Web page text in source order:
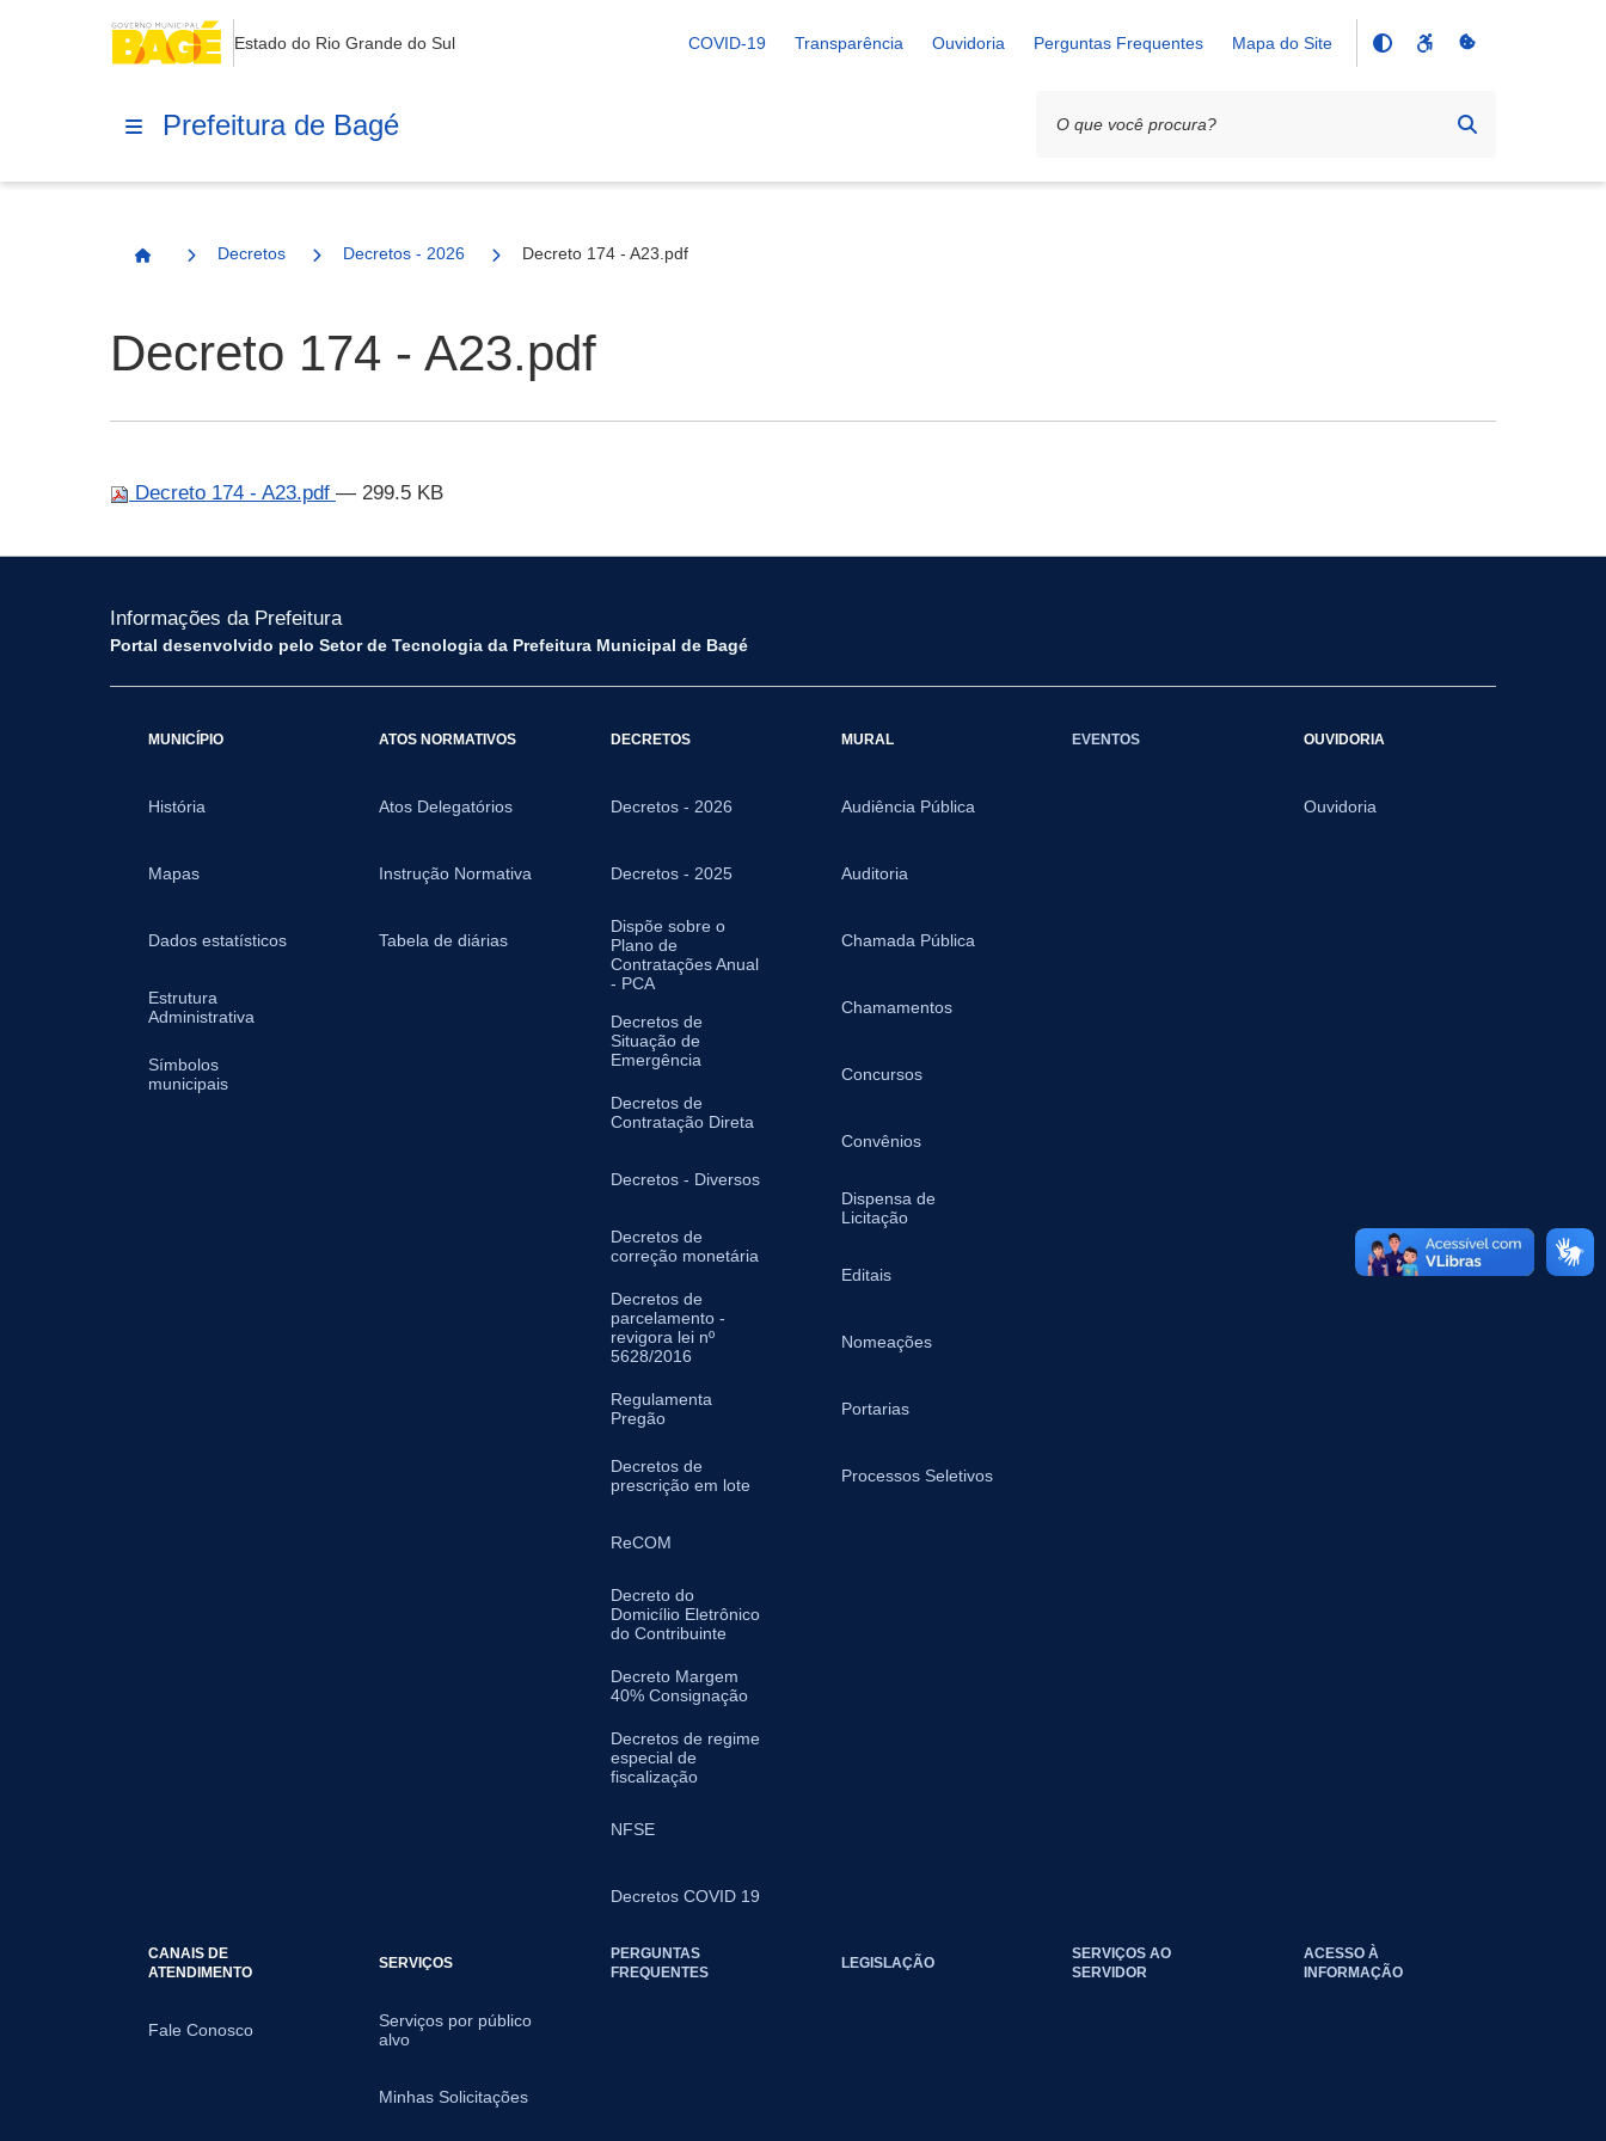
Estado do Rio Grande do Sul COVID-19 Transparência Ouvidoria Perguntas Frequentes Mapa do Site
Prefeitura de Bagé
Página Inicial
Decretos Decretos - 2026 Decreto 174 - A23.pdf
Decreto 174 - A23.pdf
Decreto 174 - A23.pdf — 299.5 KB
Informações da Prefeitura
Portal desenvolvido pelo Setor de Tecnologia da Prefeitura Municipal de Bagé
MUNICÍPIO
História
Mapas
Dados estatísticos
Estrutura
Administrativa
Símbolos
municipais
ATOS NORMATIVOS
Atos Delegatórios
Instrução Normativa
Tabela de diárias
DECRETOS
Decretos - 2026
Decretos - 2025
Dispõe sobre o
Plano de
Contratações Anual
- PCA
Decretos de
Situação de
Emergência
Decretos de
Contratação Direta
Decretos - Diversos
Decretos de
correção monetária
Decretos de
parcelamento -
revigora lei nº
5628/2016
Regulamenta
Pregão
Decretos de
prescrição em lote
ReCOM
Decreto do
Domicílio Eletrônico
do Contribuinte
Decreto Margem
40% Consignação
Decretos de regime
especial de
fiscalização
NFSE
Decretos COVID 19
MURAL
Audiência Pública
Auditoria
Chamada Pública
Chamamentos
Concursos
Convênios
Dispensa de
Licitação
Editais
Nomeações
Portarias
Processos Seletivos
EVENTOS OUVIDORIA
Ouvidoria
CANAIS DE
ATENDIMENTO
Fale Conosco
SERVIÇOS
Serviços por público
alvo
Minhas Solicitações
PERGUNTAS
FREQUENTES
LEGISLAÇÃO
SERVIÇOS AO
SERVIDOR
ACESSO À
INFORMAÇÃO